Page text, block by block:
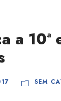
a
SEM